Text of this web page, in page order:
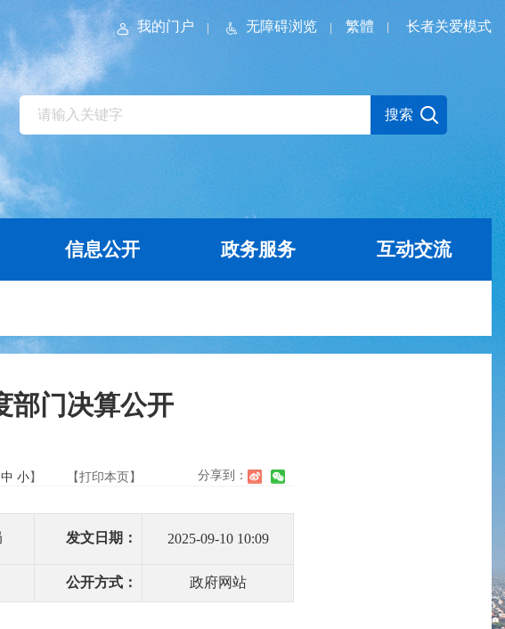
长者关爱模式
我的门户 无障碍浏览 繁體
信息公开 政务服务 互动交流
部门决算公开
中 小】 【打印本页】 分享到：
发文日期： 2025-09-10 10:09
公开方式： 政府网站